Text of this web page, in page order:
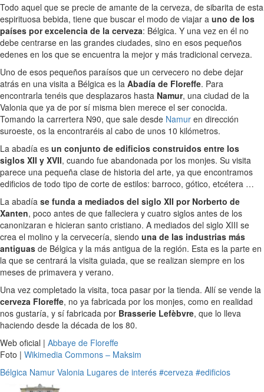
Todo aquel que se precie de amante de la cerveza, de sibarita de esta
espirituosa bebida, tiene que buscar el modo de viajar a uno de los
países por excelencia de la cerveza: Bélgica. Y una vez en él no
debe centrarse en las grandes ciudades, sino en esos pequeños
edenes en los que se encuentra la mejor y más tradicional cerveza.
Uno de esos pequeños paraísos que un cervecero no debe dejar
atrás en una visita a Bélgica es la Abadía de Floreffe. Para
encontrarla tenéis que desplazaros hasta Namur, una ciudad de la
Valonia que ya de por sí misma bien merece el ser conocida.
Tomando la carrertera N90, que sale desde Namur en dirección
suroeste, os la encontraréis al cabo de unos 10 kilómetros.
La abadía es un conjunto de edificios construidos entre los
siglos XII y XVII, cuando fue abandonada por los monjes. Su visita
parece una pequeña clase de historia del arte, ya que encontramos
edificios de todo tipo de corte de estilos: barroco, gótico, etcétera …
La abadía se funda a mediados del siglo XII por Norberto de
Xanten, poco antes de que falleciera y cuatro siglos antes de los
canonizaran e hicieran santo cristiano. A mediados del siglo XIII se
crea el molino y la cervecería, siendo una de las industrias más
antiguas de Bélgica y la más antigua de la región. Esta es la parte en
la que se centrará la visita guiada, que se realizan siempre en los
meses de primavera y verano.
Una vez completado la visita, toca pasar por la tienda. Allí se vende la
cerveza Floreffe, no ya fabricada por los monjes, como en realidad
nos gustaría, y sí fabricada por Brasserie Lefèbvre, que lo lleva
haciendo desde la década de los 80.
Web oficial | Abbaye de Floreffe
Foto | Wikimedia Commons – Maksim
Bélgica Namur Valonia Lugares de interés #cerveza #edificios